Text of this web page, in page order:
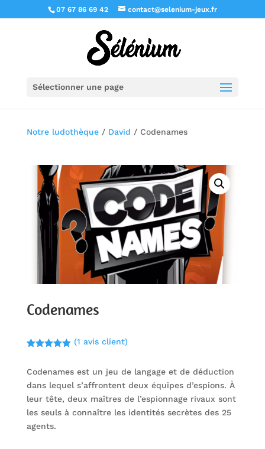
07 67 86 69 42 contact@selenium-jeux.fr
Sélectionner une page
Notre ludothèque/ David / Codenames
Codenames
basé sur
client
(1 avis client)
Codenames est un jeu de langage et de déduction
dans lequel s’affrontent deux équipes d’espions. À
leur tête, deux maîtres de l’espionnage rivaux sont
les seuls à connaître les identités secrètes des 25
agents.